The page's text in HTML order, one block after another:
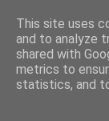
This site uses
and to analyze
shared with
metrics to
statistics, and